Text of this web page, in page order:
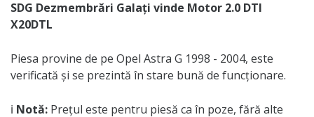
SDG Dezmembrări Galați vinde Motor 2.0 DTI
X20DTL
Piesa provine de pe Opel Astra G 1998 - 2004, este
verificată și se prezintă în stare bună de funcționare.
ℹ️ Notă: Prețul este pentru piesă ca în poze, fără alte